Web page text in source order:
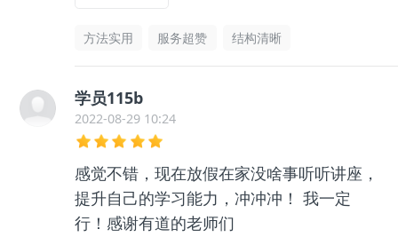
方法实用 服务超赞 结构清晰
学员115b
2022-08-29 10:24
感觉不错，现在放假在家没啥事听听讲座，
提升自己的学习能力，冲冲冲！ 我一定
行！感谢有道的老师们